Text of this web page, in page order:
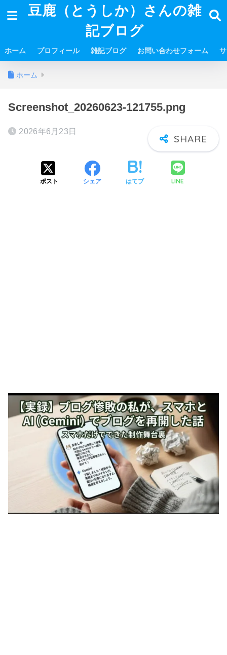
豆鹿（とうしか）さんの雑
記ブログ
ホーム プロフィール 雑記ブログ お問い合わせフォーム
ホーム
Screenshot_20260623-121755.png
2026年6月23日
ポスト シェア はてブ LINE